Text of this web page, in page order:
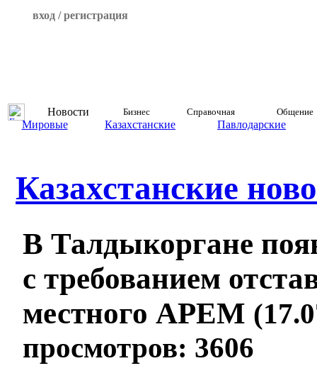
вход / регистрация
Новости Бизнес Справочная Общение
Мировые Казахстанские Павлодарские
Казахстанские
В Талдыкоргане
с требованием
местного АРЕМ
просмотров: 3606